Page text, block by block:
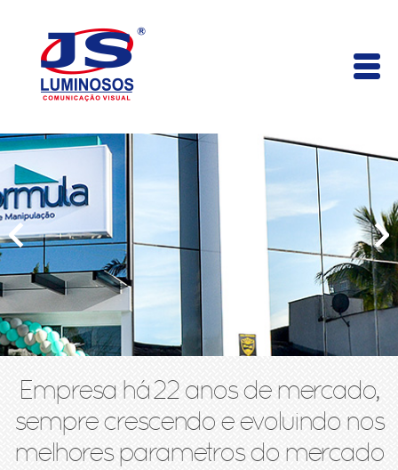
Empresa há 22 anos de mercado,
sempre crescendo e evoluindo nos
melhores parametros do mercado